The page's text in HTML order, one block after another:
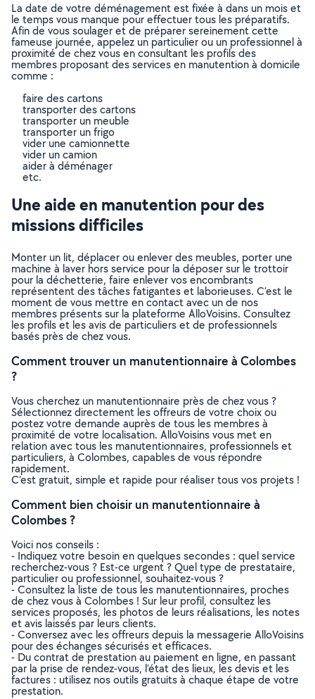
La date de votre déménagement est fixée à dans un mois et
le temps vous manque pour effectuer tous les préparatifs.
Afin de vous soulager et de préparer sereinement cette
fameuse journée, appelez un particulier ou un professionnel à
proximité de chez vous en consultant les profils des
membres proposant des services en manutention à domicile
comme :
faire des cartons
transporter des cartons
transporter un meuble
transporter un frigo
vider une camionnette
vider un camion
aider à déménager
etc.
Une aide en manutention pour des
missions difficiles
Monter un lit, déplacer ou enlever des meubles, porter une
machine à laver hors service pour la déposer sur le trottoir
pour la déchetterie, faire enlever vos encombrants
représentent des tâches fatigantes et laborieuses. C’est le
moment de vous mettre en contact avec un de nos
membres présents sur la plateforme AlloVoisins. Consultez
les profils et les avis de particuliers et de professionnels
basés près de chez vous.
Comment trouver un manutentionnaire à Colombes
?
Vous cherchez un manutentionnaire près de chez vous ?
Sélectionnez directement les offreurs de votre choix ou
postez votre demande auprès de tous les membres à
proximité de votre localisation. AlloVoisins vous met en
relation avec tous les manutentionnaires, professionnels et
particuliers, à Colombes, capables de vous répondre
rapidement.
C’est gratuit, simple et rapide pour réaliser tous vos projets !
Comment bien choisir un manutentionnaire à
Colombes ?
Voici nos conseils :
- Indiquez votre besoin en quelques secondes : quel service
recherchez-vous ? Est-ce urgent ? Quel type de prestataire,
particulier ou professionnel, souhaitez-vous ?
- Consultez la liste de tous les manutentionnaires, proches
de chez vous à Colombes ! Sur leur profil, consultez les
services proposés, les photos de leurs réalisations, les notes
et avis laissés par leurs clients.
- Conversez avec les offreurs depuis la messagerie AlloVoisins
pour des échanges sécurisés et efficaces.
- Du contrat de prestation au paiement en ligne, en passant
par la prise de rendez-vous, l’état des lieux, les devis et les
factures : utilisez nos outils gratuits à chaque étape de votre
prestation.